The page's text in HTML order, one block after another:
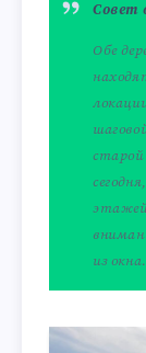
Совет
Обе
из